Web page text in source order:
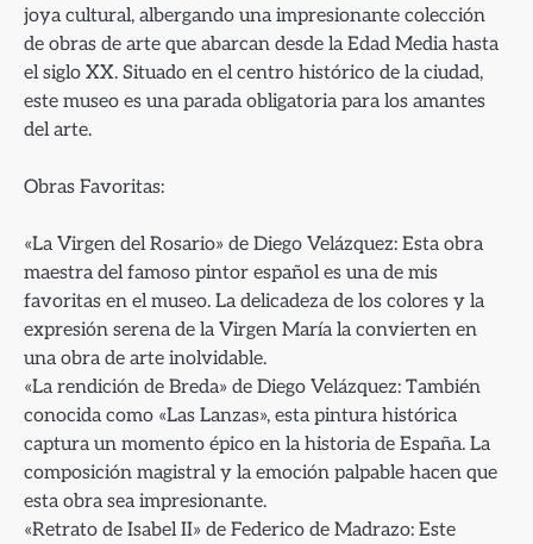
joya cultural, albergando una impresionante colección
de obras de arte que abarcan desde la Edad Media hasta
el siglo XX. Situado en el centro histórico de la ciudad,
este museo es una parada obligatoria para los amantes
del arte.
Obras Favoritas:
«La Virgen del Rosario» de Diego Velázquez: Esta obra
maestra del famoso pintor español es una de mis
favoritas en el museo. La delicadeza de los colores y la
expresión serena de la Virgen María la convierten en
una obra de arte inolvidable.
«La rendición de Breda» de Diego Velázquez: También
conocida como «Las Lanzas», esta pintura histórica
captura un momento épico en la historia de España. La
composición magistral y la emoción palpable hacen que
esta obra sea impresionante.
«Retrato de Isabel II» de Federico de Madrazo: Este